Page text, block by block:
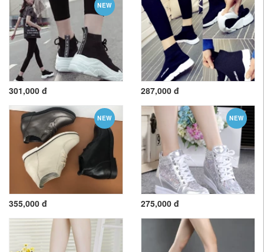
NEW
301,000 đ 287,000 đ
NEW
355,000 đ
NEW
275,000 đ